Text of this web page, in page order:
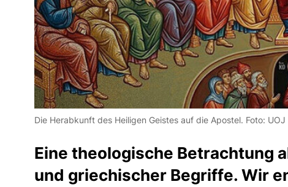
Die Herabkunft des Heiligen Geistes auf die Apostel. Foto: UOJ
Eine theologische Betrachtung
und griechischer Begriffe. Wir